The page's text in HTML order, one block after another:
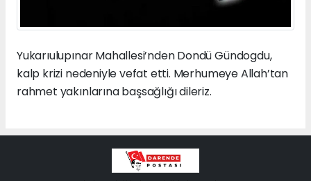
Yukarıulupınar Mahallesi’nden Dondü Gündogdu,
kalp krizi nedeniyle vefat etti. Merhumeye Allah’tan
rahmet yakınlarına başsağlığı dileriz.